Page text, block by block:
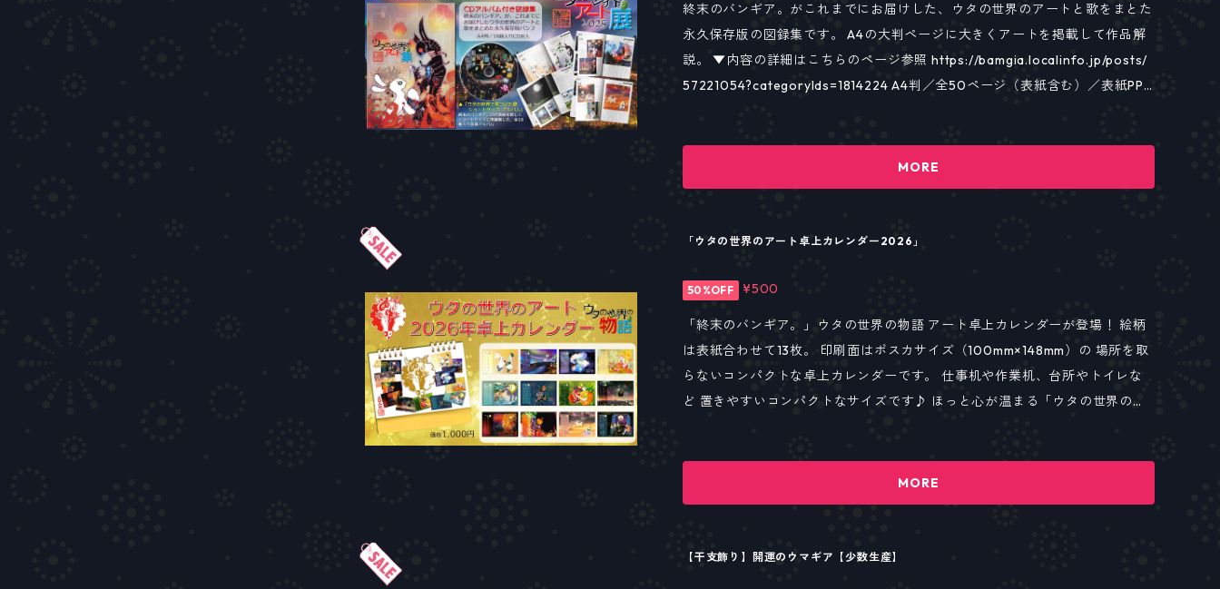
終末のバンギア。がこれまでにお届けした、ウタの世界のアートと歌をまとた
永久保存版の図録集です。 A4の大判ページに大きくアートを掲載して作品解
説。 ▼内容の詳細はこちらのページ参照 https://bamgia.localinfo.jp/posts/
57221054?categoryIds=1814224 A4判／全50ページ（表紙含む）／表紙PP
MORE
「ウタの世界のアート卓上カレンダー2026」
50%OFF ¥500
「終末のバンギア。」ウタの世界の物語 アート卓上カレンダーが登場！ 絵柄
は表紙合わせて13枚。 印刷面はポスカサイズ（100mm×148mm）の 場所を取
らないコンパクトな卓上カレンダーです。 仕事机や作業机、台所やトイレな
ど 置きやすいコンパクトなサイズです♪ ほっと心が温まる「ウタの世界の物
MORE
【干支飾り】開運のウマギア【少数生産】